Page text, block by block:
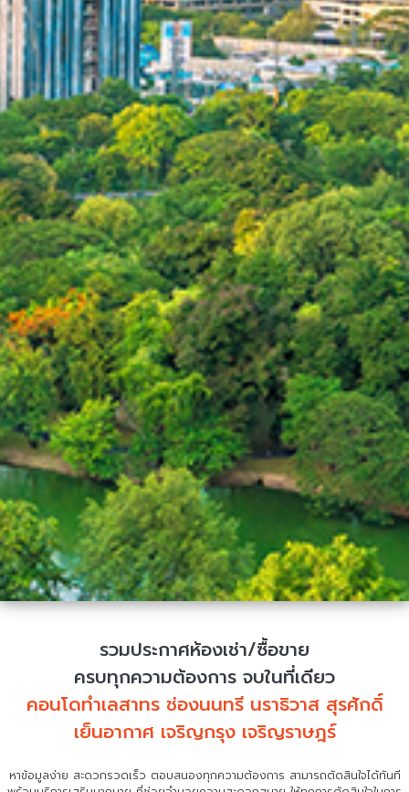
รวมประกาศห้องเช่า/ซื้อขาย
ครบทุกความต้องการ จบในที่เดียว
คอนโดทำเลสาทร ช่องนนทรี นราธิวาส สุรศักดิ์
เย็นอากาศ เจริญกรุง เจริญราษฎร์
หาข้อมูลง่าย สะดวกรวดเร็ว ตอบสนองทุกความต้องการ สามารถตัดสินใจได้ทันที